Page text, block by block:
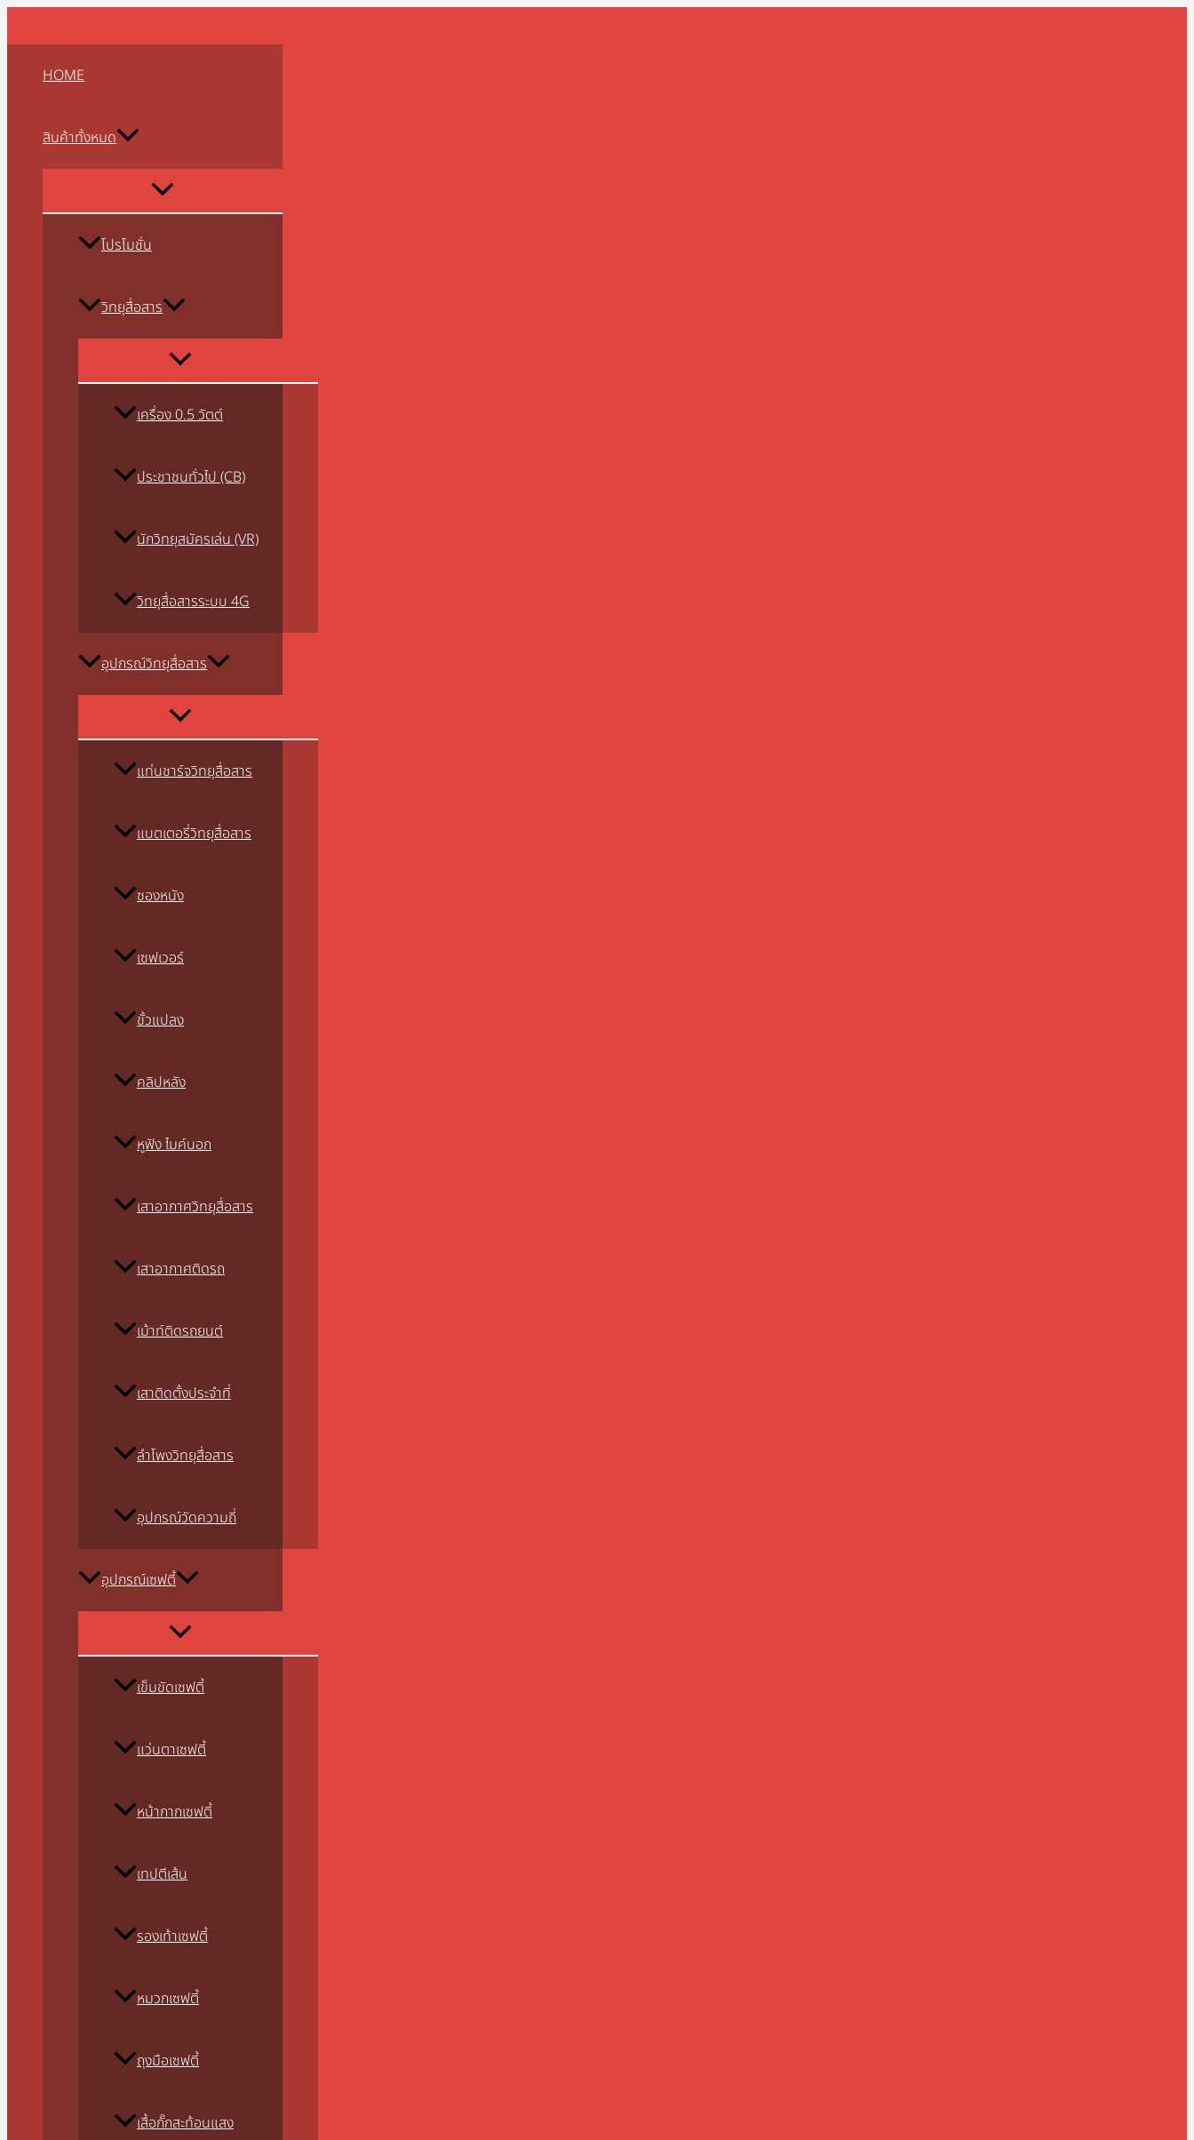
Skip
HOME
สินค้าทั้งหมด
MENU
โปรโมชั่น
วิทยุสื่อสาร
MENU
เครื่อง 0.5 วัตต์
ประชาชนทั่วไป (CB)
นักวิทยุสมัครเล่น (VR)
วิทยุสื่อสารระบบ 4G
อุปกรณ์วิทยุสื่อสาร
MENU
แท่นชาร์จวิทยุสื่อสาร
แบตเตอรี่วิทยุสื่อสาร
ซองหนัง
เซฟเวอร์
ขั้วแปลง
คลิปหลัง
หูฟัง ไมค์นอก
เสาอากาศวิทยุสื่อสาร
เสาอากาศติดรถ
เม้าท์ติดรถยนต์
เสาติดตั้งประจำที่
ลำโพงวิทยุสื่อสาร
อุปกรณ์วัดความถี่
อุปกรณ์เซฟตี้
MENU
เข็มขัดเซฟตี้
แว่นตาเซฟตี้
หน้ากากเซฟตี้
เทปตีเส้น
รองเท้าเซฟตี้
หมวกเซฟตี้
ถุงมือเซฟตี้
เสื้อกั๊กสะท้อนแสง
MENU
MENU
MENU
MENU
MENU
จำนวน
ICOM